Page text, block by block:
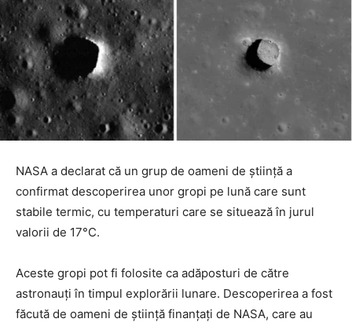
NASA a declarat că un grup de oameni de știință a
confirmat descoperirea unor gropi pe lună care sunt
stabile termic, cu temperaturi care se situează în jurul
valorii de 17°C.
Aceste gropi pot fi folosite ca adăposturi de către
astronauți în timpul explorării lunare. Descoperirea a fost
făcută de oameni de știință finanțați de NASA, care au